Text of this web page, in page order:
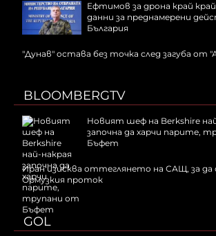
Ефтимов за дрона край
данни за преднамерени
България
"Дунав" остава без точка след загуба от
BLOOMBERGTV
Новият шеф на Berkshire
започна да харчи парите,
Бъфет
Иран изисква оттеглянето на САЩ, за
Ормузкия проток
GOL